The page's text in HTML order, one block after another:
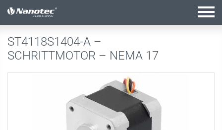
Aktive Kombination
ST4118S1404-A –
SCHRITTMOTOR – NEMA 17